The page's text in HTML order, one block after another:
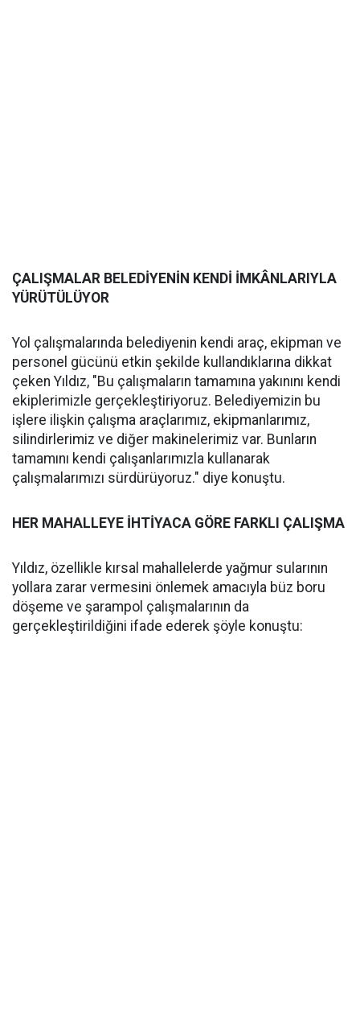
ÇALIŞMALAR BELEDİYENİN KENDİ İMKÂNLARIYLA
YÜRÜTÜLÜYOR
Yol çalışmalarında belediyenin kendi araç, ekipman ve
personel gücünü etkin şekilde kullandıklarına dikkat
çeken Yıldız, "Bu çalışmaların tamamına yakınını kendi
ekiplerimizle gerçekleştiriyoruz. Belediyemizin bu
işlere ilişkin çalışma araçlarımız, ekipmanlarımız,
silindirlerimiz ve diğer makinelerimiz var. Bunların
tamamını kendi çalışanlarımızla kullanarak
çalışmalarımızı sürdürüyoruz." diye konuştu.
HER MAHALLEYE İHTİYACA GÖRE FARKLI ÇALIŞMA
Yıldız, özellikle kırsal mahallelerde yağmur sularının
yollara zarar vermesini önlemek amacıyla büz boru
döşeme ve şarampol çalışmalarının da
gerçekleştirildiğini ifade ederek şöyle konuştu: